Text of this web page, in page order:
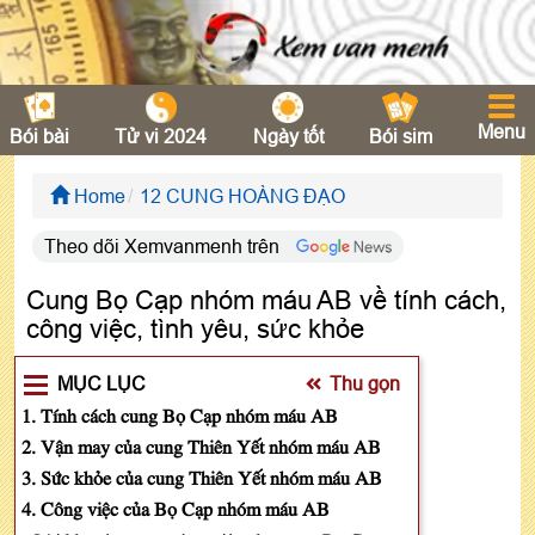
Bói bài Tử vi 2024 Ngày tốt Bói sim Menu
Home 12 CUNG HOÀNG ĐẠO
Theo dõi Xemvanmenh trên
Cung Bọ Cạp nhóm máu AB về tính cách,
công việc, tình yêu, sức khỏe
MỤC LỤC Thu gọn
1. Tính cách cung Bọ Cạp nhóm máu AB
2. Vận may của cung Thiên Yết nhóm máu AB
3. Sức khỏe của cung Thiên Yết nhóm máu AB
4. Công việc của Bọ Cạp nhóm máu AB